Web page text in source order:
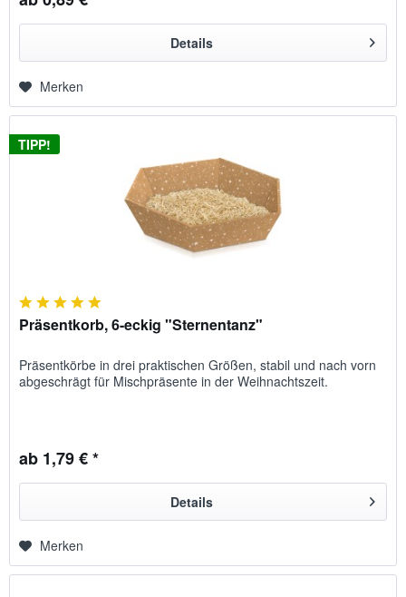
Details
Merken
TIPP!
Präsentkorb, 6-eckig "Sternentanz"
Präsentkörbe in drei praktischen Größen, sta­bil und nach vorn
abge­schrägt für Misch­präsente in der Weihnachtszeit.
ab 1,79 € *
Details
Merken